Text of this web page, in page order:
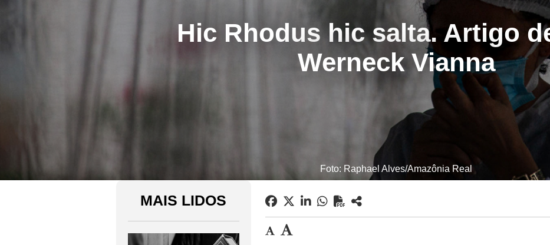
Hic Rhodus hic salta. Artigo
Werneck Vianna
Foto: Raphael Alves/Amazônia Real
MAIS LIDOS